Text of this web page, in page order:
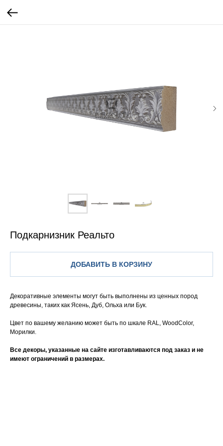
Подкарнизник Реальто
ДОБАВИТЬ В КОРЗИНУ
Декоративные элементы могут быть выполнены из ценных пород
древесины, таких как Ясень, Дуб, Ольха или Бук.
Цвет по вашему желанию может быть по шкале RAL, WoodColor,
Морилки.
Все декоры, указанные на сайте изготавливаются под заказ и не
имеют ограничений в размерах.